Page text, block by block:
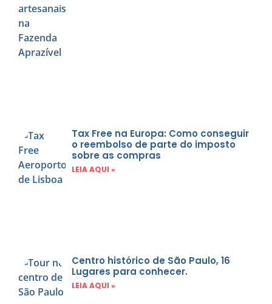
Explore os Guias de Viagem do Haja Visto
Tax Free na Europa: Como conseguir
o reembolso de parte do imposto
sobre as compras
LEIA AQUI »
Centro histórico de São Paulo, 16
Lugares para conhecer.
LEIA AQUI »